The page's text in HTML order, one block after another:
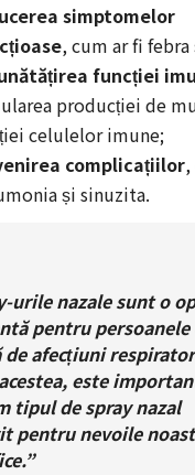
simptomelor
, cum ar fi
funcției
producției de
celulelor imune;
complicațiilor
și sinuzita.
urile nazale sunt o
pentru persoanele
de afecțiuni
este
tipul de spray nazal
pentru nevoile